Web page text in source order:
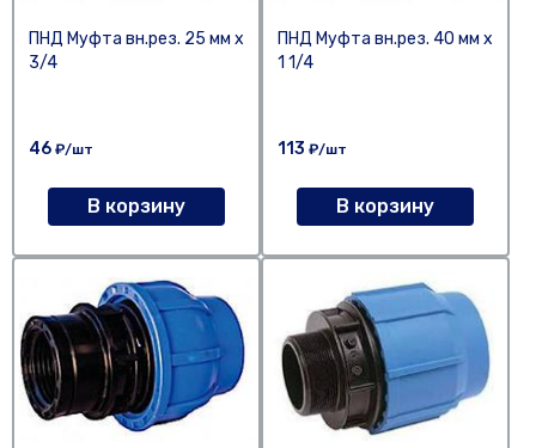
ПНД Муфта вн.рез. 25 мм х
3/4
46 ₽/шт
В корзину
ПНД Муфта вн.рез. 40 мм х
1 1/4
113 ₽/шт
В корзину